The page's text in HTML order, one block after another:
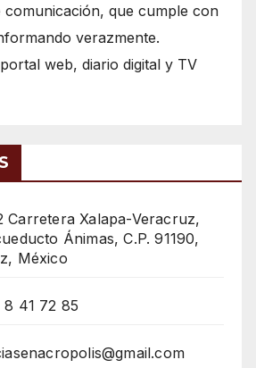
comunicación, que cumple con
verazmente.
web, diario digital y TV
Carretera Xalapa-Veracruz,
Ánimas, C.P. 91190,
México
8 41 72 85